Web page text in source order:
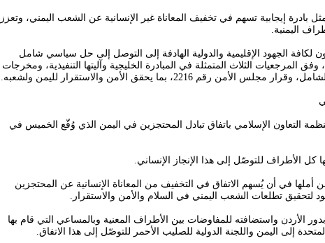
بادرة إيجابية تسهم في تخفيف المعاناة غير الإنسانية عن الشعب اليمني، وتعزز
اليمنية.
لكافة الجهود الإقليمية والدولية الهادفة إلى التوصل إلى حل سياسي شامل
وفق المرجعيات الثلاث المتمثلة في المبادرة الخليجية وآليتها التنفيذية، ومخرجات
رقم 2216، بما يحقق الأمن والاستقرار لليمن ولشعبه.
التعاون الإسلامي باتفاق تبادل المحتجزين في اليمن الذي وُقّع الخميس في
كل الأطراف للتوصّل إلى هذا الإنجاز الإنساني.
أملها في أن يُسهم الاتفاق في التخفيف من المعاناة الإنسانية عن المحتجزين
لتحقيق تطلعات الشعب اليمني في السلام والأمن والاستقرار.
الأردن واستضافته للمفاوضات بين الأطراف المعنية وبالمساعي التي قام بها
إلى اليمن واللجنة الدولية للصليب الأحمر للتوصّل إلى هذا الاتفاق.